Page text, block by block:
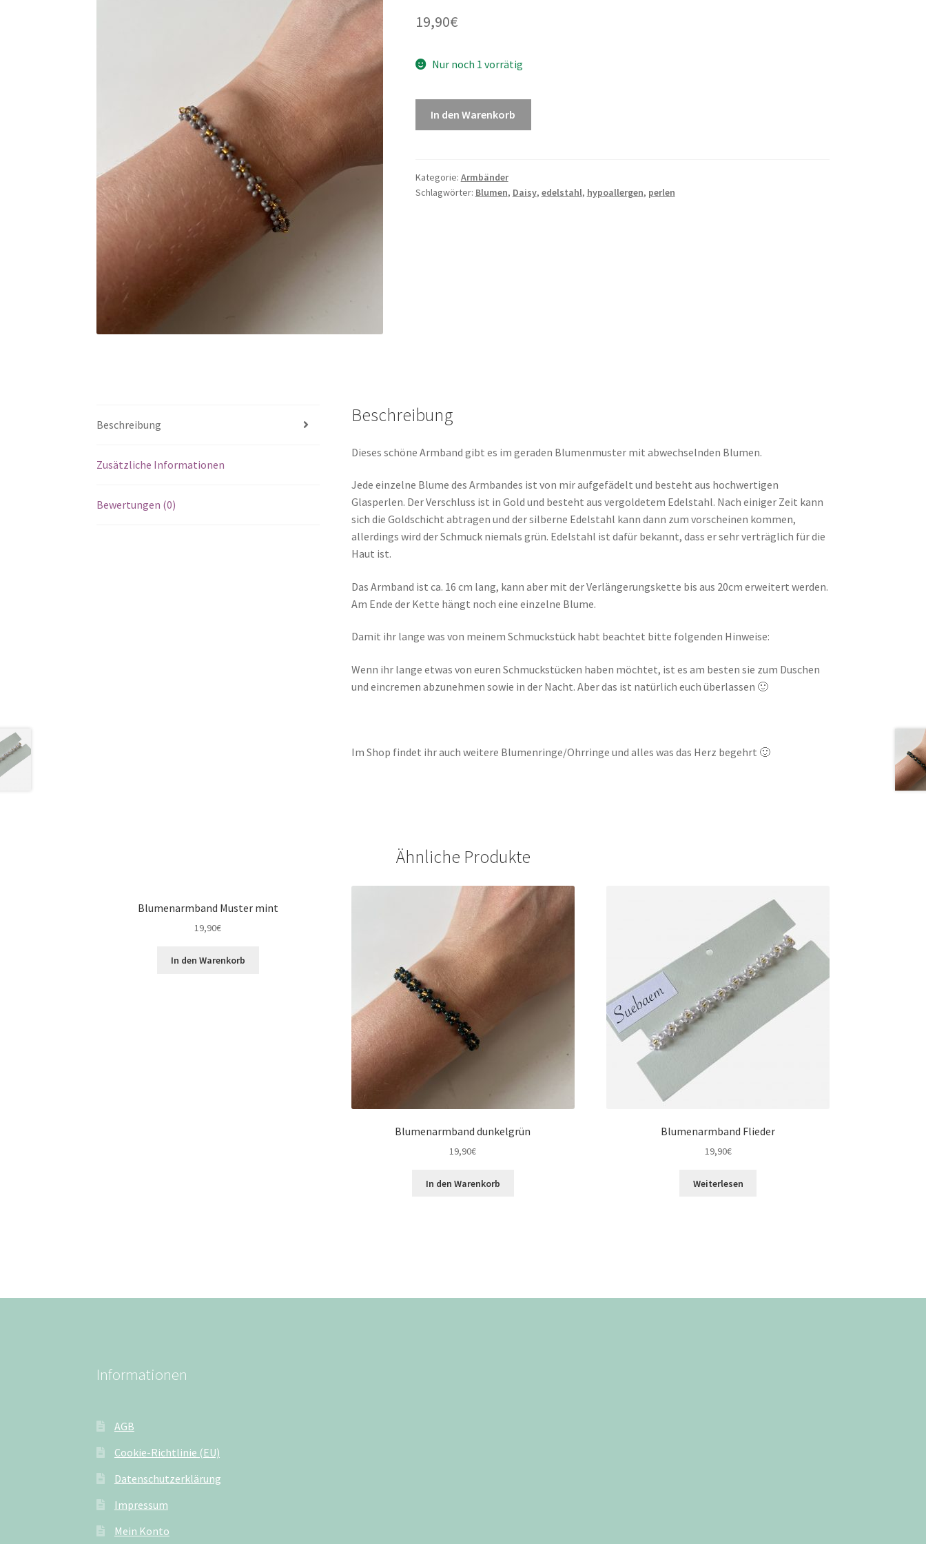
19,90€
Nur noch 1 vorrätig
In den Warenkorb
Kategorie: Armbänder
Schlagwörter: Blumen, Daisy, edelstahl, hypoallergen, perlen
Beschreibung
Zusätzliche Informationen
Bewertungen (0)
Beschreibung
Dieses schöne Armband gibt es im geraden Blumenmuster mit abwechselnden Blumen.
Jede einzelne Blume des Armbandes ist von mir aufgefädelt und besteht aus hochwertigen
Glasperlen. Der Verschluss ist in Gold und besteht aus vergoldetem Edelstahl. Nach einiger Zeit kann
sich die Goldschicht abtragen und der silberne Edelstahl kann dann zum vorscheinen kommen,
allerdings wird der Schmuck niemals grün. Edelstahl ist dafür bekannt, dass er sehr verträglich für die
Haut ist.
Das Armband ist ca. 16 cm lang, kann aber mit der Verlängerungskette bis aus 20cm erweitert werden.
Am Ende der Kette hängt noch eine einzelne Blume.
Damit ihr lange was von meinem Schmuckstück habt beachtet bitte folgenden Hinweise:
Wenn ihr lange etwas von euren Schmuckstücken haben möchtet, ist es am besten sie zum Duschen
und eincremen abzunehmen sowie in der Nacht. Aber das ist natürlich euch überlassen 🙂
Im Shop findet ihr auch weitere Blumenringe/Ohrringe und alles was das Herz begehrt 🙂
Ähnliche Produkte
Blumenarmband Muster mint
19,90€
In den Warenkorb
Blumenarmband dunkelgrün
19,90€
In den Warenkorb
Blumenarmband Flieder
19,90€
Weiterlesen
Informationen
AGB
Cookie-Richtlinie (EU)
Datenschutzerklärung
Impressum
Mein Konto